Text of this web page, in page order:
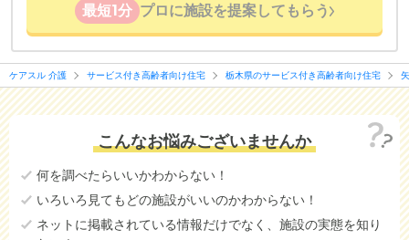
最短1分 プロに施設を提案してもらう
ケアスル 介護 サービス付き高齢者向け住宅 栃木県のサービス付き高齢者向け住宅
こんなお悩みございませんか
何を調べたらいいかわからない！
いろいろ見てもどの施設がいいのかわからない！
ネットに掲載されている情報だけでなく、施設の実態を知り